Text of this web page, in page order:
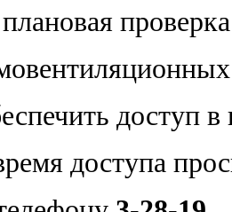
доступ в
доступа